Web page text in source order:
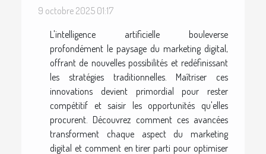
9 octobre 2025 01:17
L'intelligence artificielle bouleverse
profondément le paysage du marketing digital,
offrant de nouvelles possibilités et redéfinissant
les stratégies traditionnelles. Maîtriser ces
innovations devient primordial pour rester
compétitif et saisir les opportunités qu'elles
procurent. Découvrez comment ces avancées
transforment chaque aspect du marketing
digital et comment en tirer parti pour optimiser